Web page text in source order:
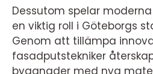
Dessutom spelar
en viktig roll i Göteborgs
Genom att tillämpa
fasadputstekniker
byggnader med nya